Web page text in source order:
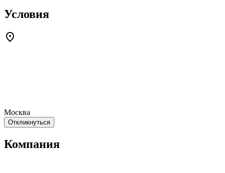
Условия
Москва
Откликнуться
Компания